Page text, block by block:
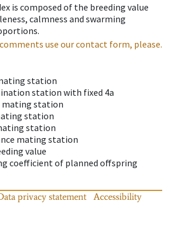
is composed of the breeding value
calmness and swarming
use our contact form, please.
station
station with fixed 4a
mating station
station
station
mating station
value
coefficient of planned offspring
privacy statement
Accessibility